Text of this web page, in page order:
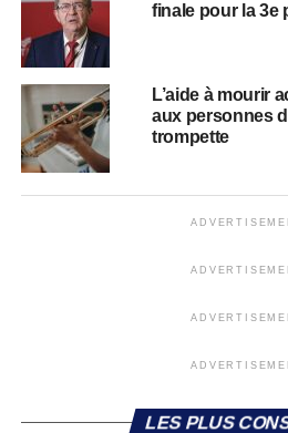
finale pour la 3e
L’aide à mourir
aux personnes
trompette
LES PLUS